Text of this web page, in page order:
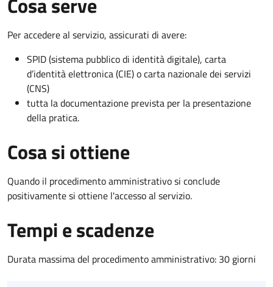
Per accedere al servizio, assicurati di avere:
SPID (sistema pubblico di identità digitale), carta
d’identità elettronica (CIE) o carta nazionale dei servizi
(CNS)
tutta la documentazione prevista per la presentazione
della pratica.
Cosa si ottiene
Quando il procedimento amministrativo si conclude
positivamente si ottiene l'accesso al servizio.
Tempi e scadenze
Durata massima del procedimento amministrativo: 30 giorni